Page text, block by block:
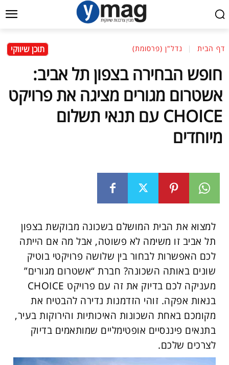
דף הבית נדל"ן (פרסומת) תוכן שיווקי
חופש הבחירה בצפון תל אביב:
אשטרום מגורים מציגה את פרויקט
CHOICE עם תנאי תשלום
מיוחדים
למצוא את הבית המושלם בשכונה מבוקשת בצפון
תל אביב זו משימה לא פשוטה, אבל מה אם הייתה
לכם האפשרות לבחור בין שלושה פרויקטי בוטיק
שונים באותה השכונה? חברת “אשטרום מגורים”
מעניקה לכם בדיוק את זה עם פרויקט CHOICE
בנאות אפקה. זוהי הזדמנות נדירה להבטיח את
מקומכם באחת השכונות האיכותיות והירוקות בעיר,
בתנאים פיננסיים אופטימליים שמותאמים בדיוק
לצרכים שלכם.